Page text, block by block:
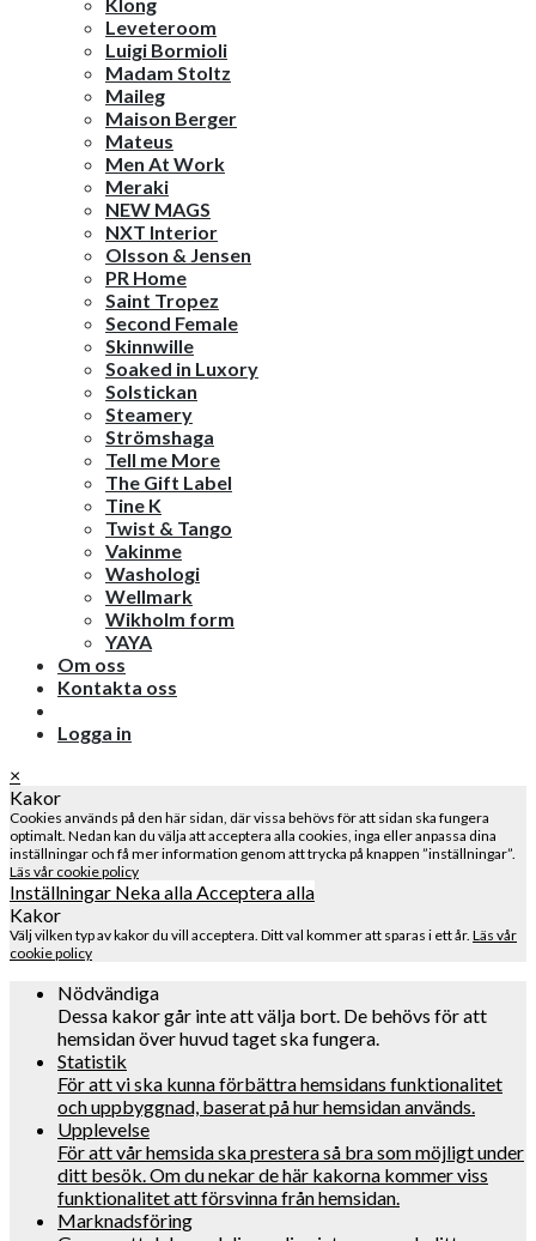
Klong
Leveteroom
Luigi Bormioli
Madam Stoltz
Maileg
Maison Berger
Mateus
Men At Work
Meraki
NEW MAGS
NXT Interior
Olsson & Jensen
PR Home
Saint Tropez
Second Female
Skinnwille
Soaked in Luxory
Solstickan
Steamery
Strömshaga
Tell me More
The Gift Label
Tine K
Twist & Tango
Vakinme
Washologi
Wellmark
Wikholm form
YAYA
Om oss
Kontakta oss
Logga in
×
Kakor
Cookies används på den här sidan, där vissa behövs för att sidan ska fungera
optimalt. Nedan kan du välja att acceptera alla cookies, inga eller anpassa dina
inställningar och få mer information genom att trycka på knappen ”inställningar”.
Läs vår cookie policy
Inställningar Neka allaAcceptera alla
Kakor
Välj vilken typ av kakor du vill acceptera. Ditt val kommer att sparas i ett år. Läs vår
cookie policy
Nödvändiga
Dessa kakor går inte att välja bort. De behövs för att
hemsidan över huvud taget ska fungera.
Statistik
För att vi ska kunna förbättra hemsidans funktionalitet
och uppbyggnad, baserat på hur hemsidan används.
Upplevelse
För att vår hemsida ska prestera så bra som möjligt under
ditt besök. Om du nekar de här kakorna kommer viss
funktionalitet att försvinna från hemsidan.
Marknadsföring